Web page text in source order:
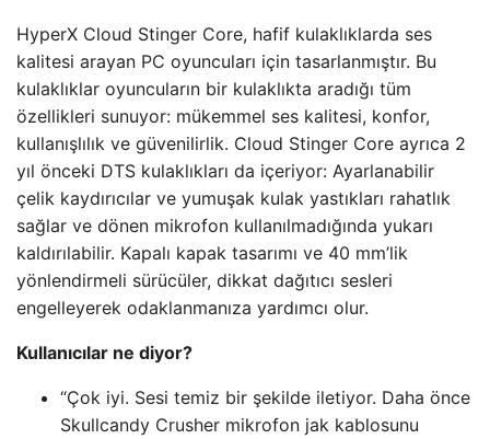
HyperX Cloud Stinger Core, hafif kulaklıklarda ses
kalitesi arayan PC oyuncuları için tasarlanmıştır. Bu
kulaklıklar oyuncuların bir kulaklıkta aradığı tüm
özellikleri sunuyor: mükemmel ses kalitesi, konfor,
kullanışlılık ve güvenilirlik. Cloud Stinger Core ayrıca 2
yıl önceki DTS kulaklıkları da içeriyor: Ayarlanabilir
çelik kaydırıcılar ve yumuşak kulak yastıkları rahatlık
sağlar ve dönen mikrofon kullanılmadığında yukarı
kaldırılabilir. Kapalı kapak tasarımı ve 40 mm’lik
yönlendirmeli sürücüler, dikkat dağıtıcı sesleri
engelleyerek odaklanmanıza yardımcı olur.
Kullanıcılar ne diyor?
“Çok iyi. Sesi temiz bir şekilde iletiyor. Daha önce
Skullcandy Crusher mikrofon jak kablosunu